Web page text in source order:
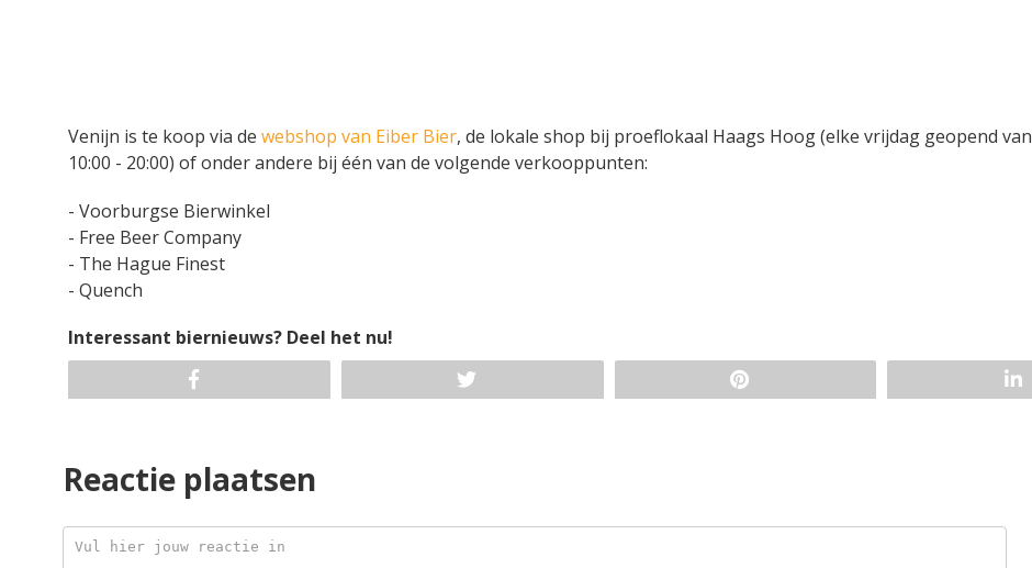
Venijn is te koop via de webshop van Eiber Bier, de lokale shop bij proeflokaal Haags Hoog (elke vrijdag geopend van
10:00 - 20:00) of onder andere bij één van de volgende verkooppunten:
- Voorburgse Bierwinkel
- Free Beer Company
- The Hague Finest
- Quench
Interessant biernieuws? Deel het nu!
Reactie plaatsen